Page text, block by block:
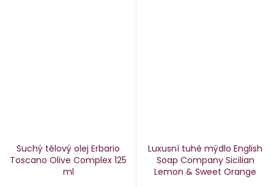
Suchý tělový olej Erbario
Toscano Olive Complex 125
ml
Luxusní tuhé mýdlo English
Soap Company Sicilian
Lemon & Sweet Orange